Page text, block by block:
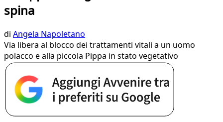
spina
di Angela Napoletano
Via libera al blocco dei trattamenti vitali a un uomo
polacco e alla piccola Pippa in stato vegetativo